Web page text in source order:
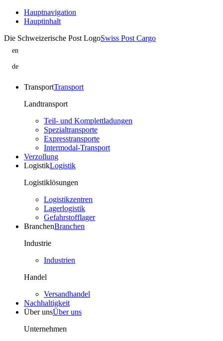
Hauptnavigation
Hauptinhalt
Die Schweizerische Post LogoSwiss Post Cargo
en
FM
is
of
de
FM
ist
TransportTransport
Landtransport
Teil- und Komplettladungen
Spezialtransporte
Expresstransporte
Intermodal-Transport
Verzollung
LogistikLogistik
Logistiklösungen
Logistikzentren
Lagerlogistik
Gefahrstofflager
BranchenBranchen
Industrie
Industrien
Handel
Versandhandel
Nachhaltigkeit
Über unsÜber uns
Unternehmen